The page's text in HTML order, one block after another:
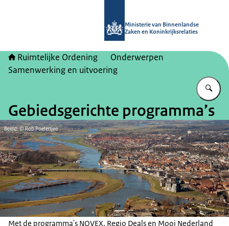
Ministerie van Binnenlandse
Zaken en Koninkrijksrelaties
Ruimtelijke Ordening
Onderwerpen
Samenwerking en uitvoering
Gebiedsgerichte programma’s
Beeld: © Rob Poelenjee
Met de programma's NOVEX, Regio Deals en Mooi Nederland